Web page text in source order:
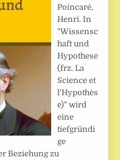
Poincaré,
Henri. In
"Wissensc
haft und
Hypothese
(frz. La
Science et
l'Hypothès
e)" wird
eine
tiefgründi
ge
Beziehung zu